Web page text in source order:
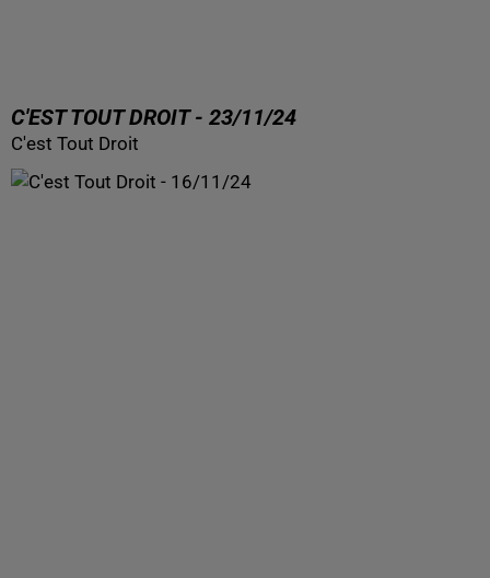
C'EST TOUT DROIT - 23/11/24
C'est Tout Droit